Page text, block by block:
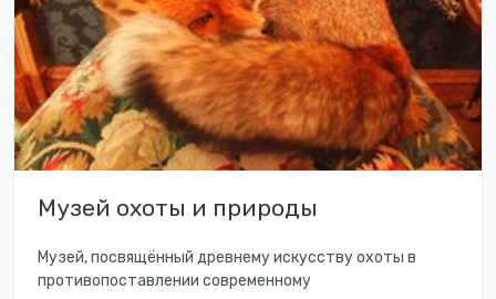
Музей охоты и природы
Музей, посвящённый древнему искусству охоты в
противопоставлении современному